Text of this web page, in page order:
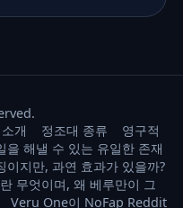
개 정조대 종류
영구적
을 해낼 수 있는 유일한 존재
이지만, 과연 효과가 있을까?
무엇이며, 왜 베루만이 그
Veru One이 NoFap Reddit